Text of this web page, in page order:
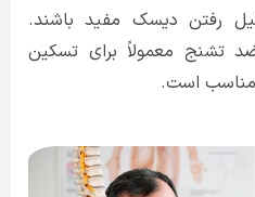
رفتن دیسک مفید باشند.
تشنج معمولاً برای تسکین
مناسب است.